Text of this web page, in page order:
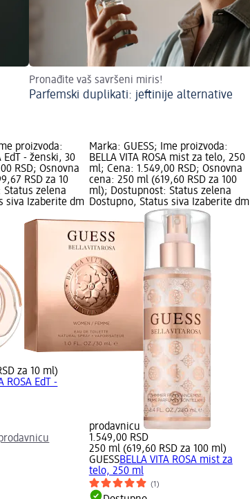
Pronađite vaš savršeni miris!
Parfemski duplikati: jeftinije alternative
proizvoda:
EdT - ženski, 30
RSD; Osnovna
RSD za 10
zelena
siva Izaberite dm
za 10 ml)
ROSA EdT -
Marka: GUESS; Ime proizvoda:
BELLA VITA ROSA mist za telo, 250
ml; Cena: 1.549,00 RSD; Osnovna
cena: 250 ml (619,60 RSD za 100
ml); Dostupnost: Status zelena
Dostupno, Status siva Izaberite dm
prodavnicu
1.549,00 RSD
250 ml (619,60 RSD za 100 ml)
GUESSBELLA VITA ROSA mist za
telo, 250 ml
(1)